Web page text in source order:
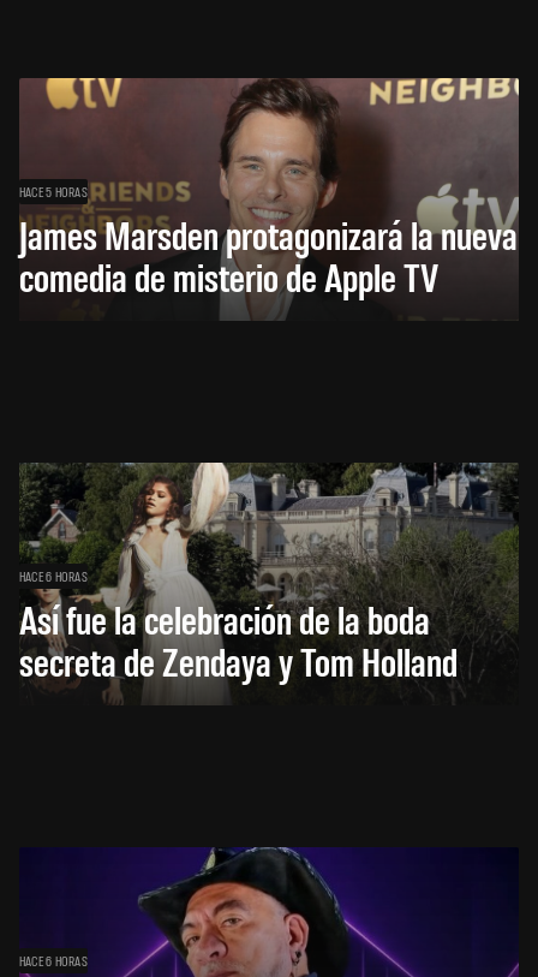
HACE 5 HORAS
James Marsden protagonizará la nueva
comedia de misterio de Apple TV
HACE 6 HORAS
Así fue la celebración de la boda
secreta de Zendaya y Tom Holland
HACE 6 HORAS